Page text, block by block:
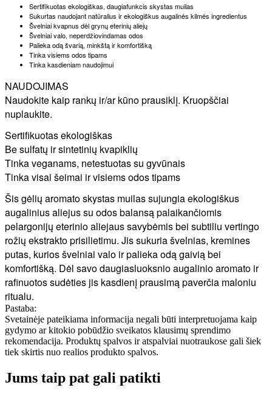
Sertifikuotas ekologiškas, daugiafunkcis skystas muilas
Sukurtas naudojant natūralius ir ekologiškus augalinės kilmės ingredientus
Švelniai kvapnus dėl grynų eterinių aliejų
Švelniai valo, neperdžiovindamas odos
Palieka odą švarią, minkštą ir komfortišką
Tinka visiems odos tipams
Tinka kasdieniam naudojimui
NAUDOJIMAS
Naudokite kaip rankų ir/ar kūno prausiklį. Kruopščiai
nuplaukite.
Sertifikuotas ekologiškas
Be sulfatų ir sintetinių kvapiklių
Tinka veganams, netestuotas su gyvūnais
Tinka visai šeimai ir visiems odos tipams
Šis gėlių aromato skystas muilas sujungia ekologiškus
augalinius aliejus su odos balansą palaikančiomis
pelargonijų eterinio aliejaus savybėmis bei subtiliu vertingo
rožių ekstrakto prisilietimu. Jis sukuria švelnias, kremines
putas, kurios švelniai valo ir palieka odą gaivią bei
komfortišką. Dėl savo daugiasluoksnio augalinio aromato ir
rafinuotos sudėties jis kasdienį prausimą paverčia maloniu
ritualu.
Pastaba:
Svetainėje pateikiama informacija negali būti interpretuojama kaip
gydymo ar kitokio pobūdžio sveikatos klausimų sprendimo
rekomendacija. Produktų spalvos ir atspalviai nuotraukose gali šiek
tiek skirtis nuo realios produkto spalvos.
Jums taip pat gali patikti